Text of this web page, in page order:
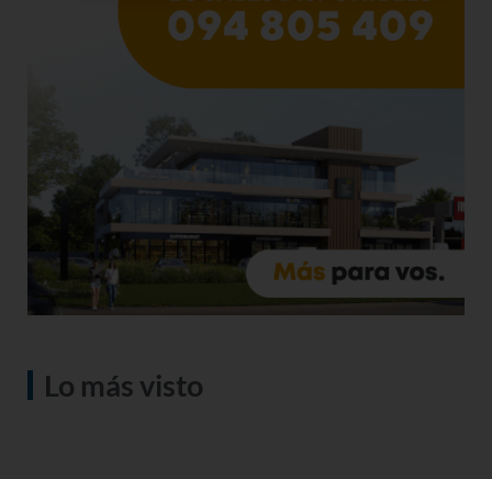
Lo más visto